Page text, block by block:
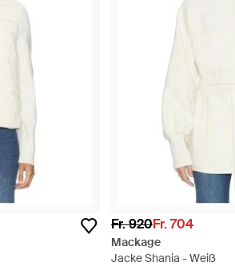
Fr. 920Fr. 704
Mackage
Jacke Shania - Weiß